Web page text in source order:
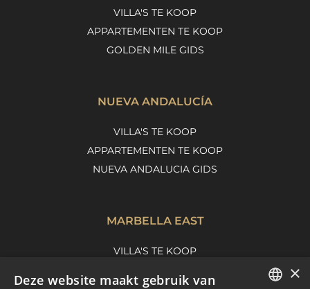
VILLA'S TE KOOP
APPARTEMENTEN TE KOOP
GOLDEN MILE GIDS
NUEVA ANDALUCÍA
VILLA'S TE KOOP
APPARTEMENTEN TE KOOP
NUEVA ANDALUCIA GIDS
MARBELLA EAST
VILLA'S TE KOOP
×
Deze website maakt gebruik van